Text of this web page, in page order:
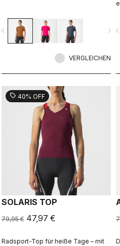
navigate_next
VERGLEICHEN
navigate_before
sell 40% OFF
SOLARIS TOP
79,95 € 47,97 €
Radsport-Top für heiße Tage – mit